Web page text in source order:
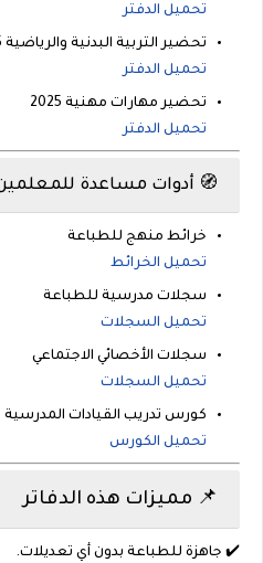
تحميل الدفتر
تحضير التربية البدنية والرياضية 2025
تحميل الدفتر
تحضير مهارات مهنية 2025
تحميل الدفتر
🧭 أدوات مساعدة للمعلمين
خرائط منهج للطباعة
تحميل الخرائط
سجلات مدرسية للطباعة
تحميل السجلات
سجلات الأخصائي الاجتماعي
تحميل السجلات
كورس تدريب القيادات المدرسية
تحميل الكورس
📌 مميزات هذه الدفاتر
✔️جاهزة للطباعةبدون أي تعديلات.